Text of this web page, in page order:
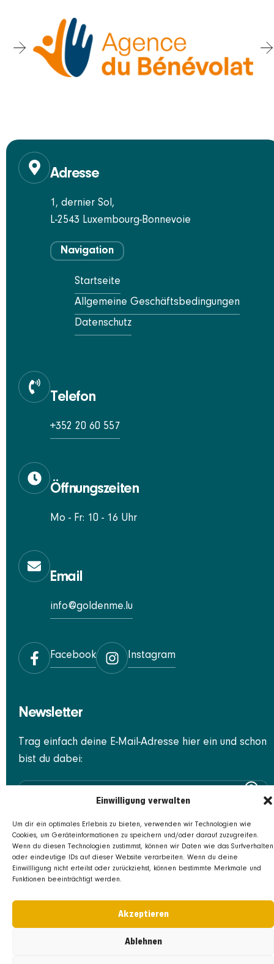
Einwilligung verwalten
Um dir ein optimales Erlebnis zu bieten, verwenden wir Technologien wie
Cookies, um Geräteinformationen zu speichern und/oder darauf zuzugreifen.
Wenn du diesen Technologien zustimmst, können wir Daten wie das Surfverhalten
oder eindeutige IDs auf dieser Website verarbeiten. Wenn du deine
Einwillligung nicht erteilst oder zurückziehst, können bestimmte Merkmale und
Funktionen beeinträchtigt werden.
Akzeptieren
Ablehnen
Adresse
1, dernier Sol,
L-2543 Luxembourg-Bonnevoie
Navigation
Startseite
Allgemeine Geschäftsbedingungen
Datenschutz
Telefon
+352 20 60 557
Öffnungszeiten
Mo - Fr: 10 - 16 Uhr
Email
info@goldenme.lu
Facebook Instagram
Newsletter
Trag einfach deine E-Mail-Adresse hier ein und schon
bist du dabei:
Registrieren